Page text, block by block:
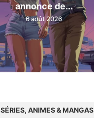
annonce de...
6 août 2026
ANIMES & MANGAS